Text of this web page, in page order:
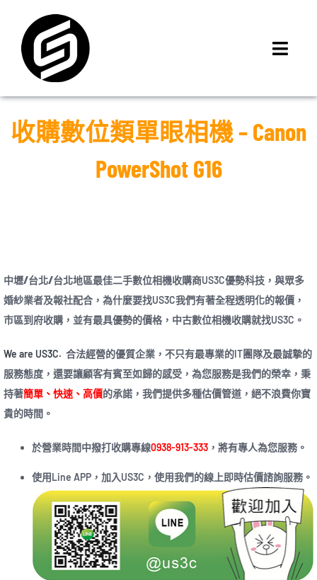
content
門市據點
iMCheck APP
最新資訊
聯絡我們
收購數位類單眼相機 – Canon
PowerShot G16
中壢/台北/台北地區最佳二手數位相機收購商US3C優勢科技，與眾多
婚紗業者及報社配合，為什麼要找US3C我們有著全程透明化的報價，
市區到府收購，並有最具優勢的價格，中古數位相機收購就找US3C。
We are US3C. 合法經營的優質企業，不只有最專業的IT團隊及最誠摯的
服務態度，還要讓顧客有賓至如歸的感受，為您服務是我們的榮幸，秉
持著簡單、快速、高價的承諾，我們提供多種估價管道，絕不浪費你寶
貴的時間。
於營業時間中撥打收購專線0938-913-333 ，將有專人為您服務。
使用Line APP，加入US3C，使用我們的線上即時估價諮詢服務。